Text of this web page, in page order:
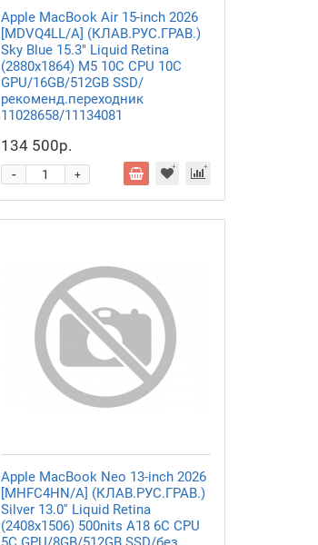
Apple MacBook Air 15-inch 2026
[MDVQ4LL/A] (КЛАВ.РУС.ГРАВ.)
Sky Blue 15.3" Liquid Retina
(2880x1864) M5 10C CPU 10C
GPU/16GB/512GB SSD/
рекоменд.переходник
11028658/11134081
134 500р.
+
-
Apple MacBook Neo 13-inch 2026
[MHFC4HN/A] (КЛАВ.РУС.ГРАВ.)
Silver 13.0'' Liquid Retina
(2408x1506) 500nits A18 6C CPU